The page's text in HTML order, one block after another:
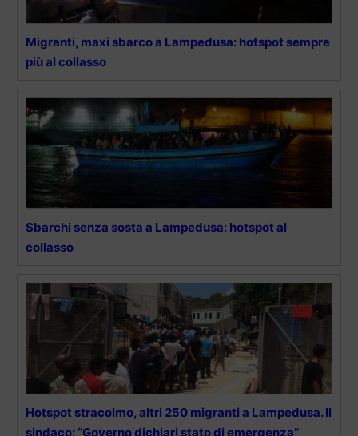
Migranti, maxi sbarco a Lampedusa: hotspot sempre
più al collasso
Sbarchi senza sosta a Lampedusa: hotspot al
collasso
Hotspot stracolmo, altri 250 migranti a Lampedusa. Il
sindaco: “Governo dichiari stato di emergenza”